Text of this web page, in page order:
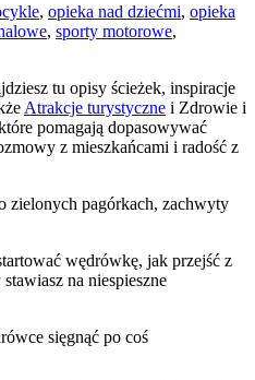
, opieka nad dziećmi, opieka
, sporty motorowe,
tu opisy ścieżek, inspiracje
Atrakcje turystyczne i Zdrowie i
pomagają dopasowywać
z mieszkańcami i radość z
zielonych pagórkach, zachwyty
wędrówkę, jak przejść z
na niespieszne
sięgnąć po coś